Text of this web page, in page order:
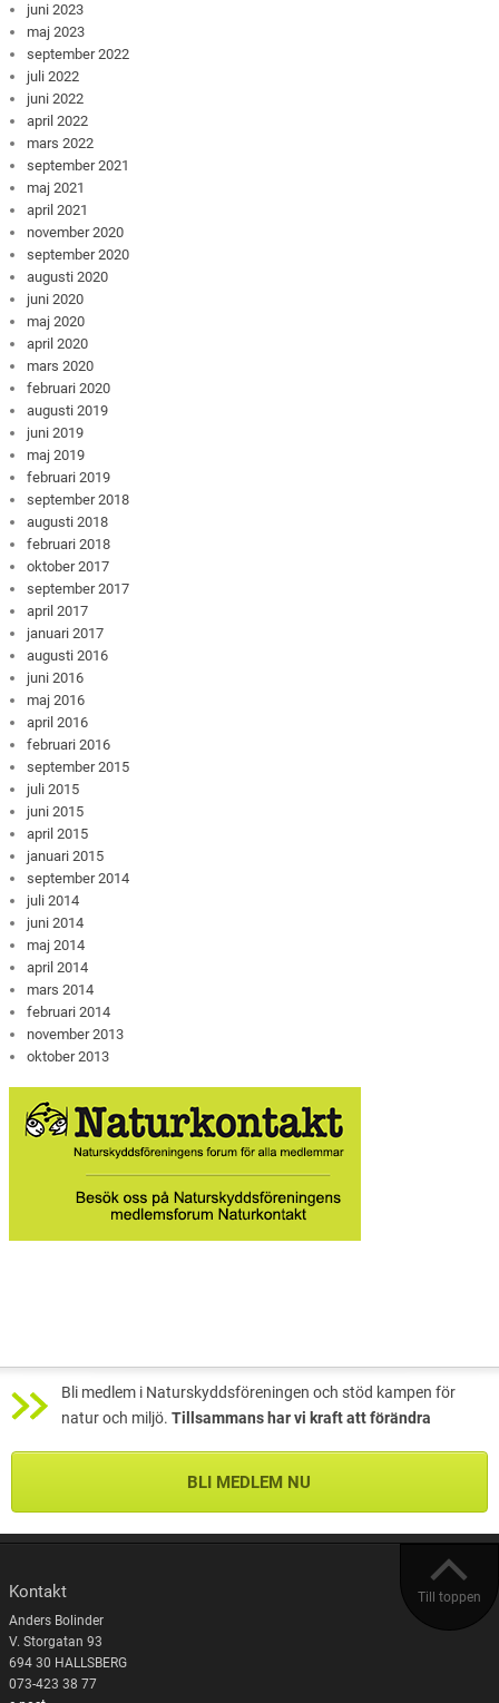
juni 2023
maj 2023
september 2022
juli 2022
juni 2022
april 2022
mars 2022
september 2021
maj 2021
april 2021
november 2020
september 2020
augusti 2020
juni 2020
maj 2020
april 2020
mars 2020
februari 2020
augusti 2019
juni 2019
maj 2019
februari 2019
september 2018
augusti 2018
februari 2018
oktober 2017
september 2017
april 2017
januari 2017
augusti 2016
juni 2016
maj 2016
april 2016
februari 2016
september 2015
juli 2015
juni 2015
april 2015
januari 2015
september 2014
juli 2014
juni 2014
maj 2014
april 2014
mars 2014
februari 2014
november 2013
oktober 2013
Bli medlem i Naturskyddsföreningen och stöd kampen för
natur och miljö. Tillsammans har vi kraft att förändra
BLI MEDLEM NU
Till toppen
Kontakt
Anders Bolinder
V. Storgatan 93
694 30 HALLSBERG
073-423 38 77